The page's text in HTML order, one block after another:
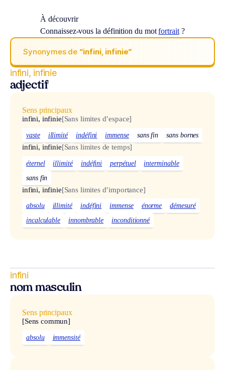
À découvrir
Connaissez-vous la définition du motfortrait?
Synonymes de “infini, infinie“
infini, infinie
adjectif
Sens principaux
infini, infinie[Sans limites d’espace]
vaste illimité indéfini immense sans fin sans bornes
infini, infinie[Sans limites de temps]
éternel illimité indéfini perpétuel
interminable
sans fin
infini, infinie[Sans limites d’importance]
absolu illimité indéfini immense énorme
démesuré
incalculable
innombrable inconditionné
infini
nom masculin
Sens principaux
[Sens commun]
absolu immensité